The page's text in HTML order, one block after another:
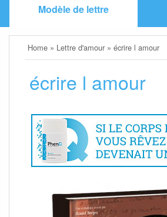
Modèle de lettre
Home » Lettre d'amour »écrire l amour
écrire l amour